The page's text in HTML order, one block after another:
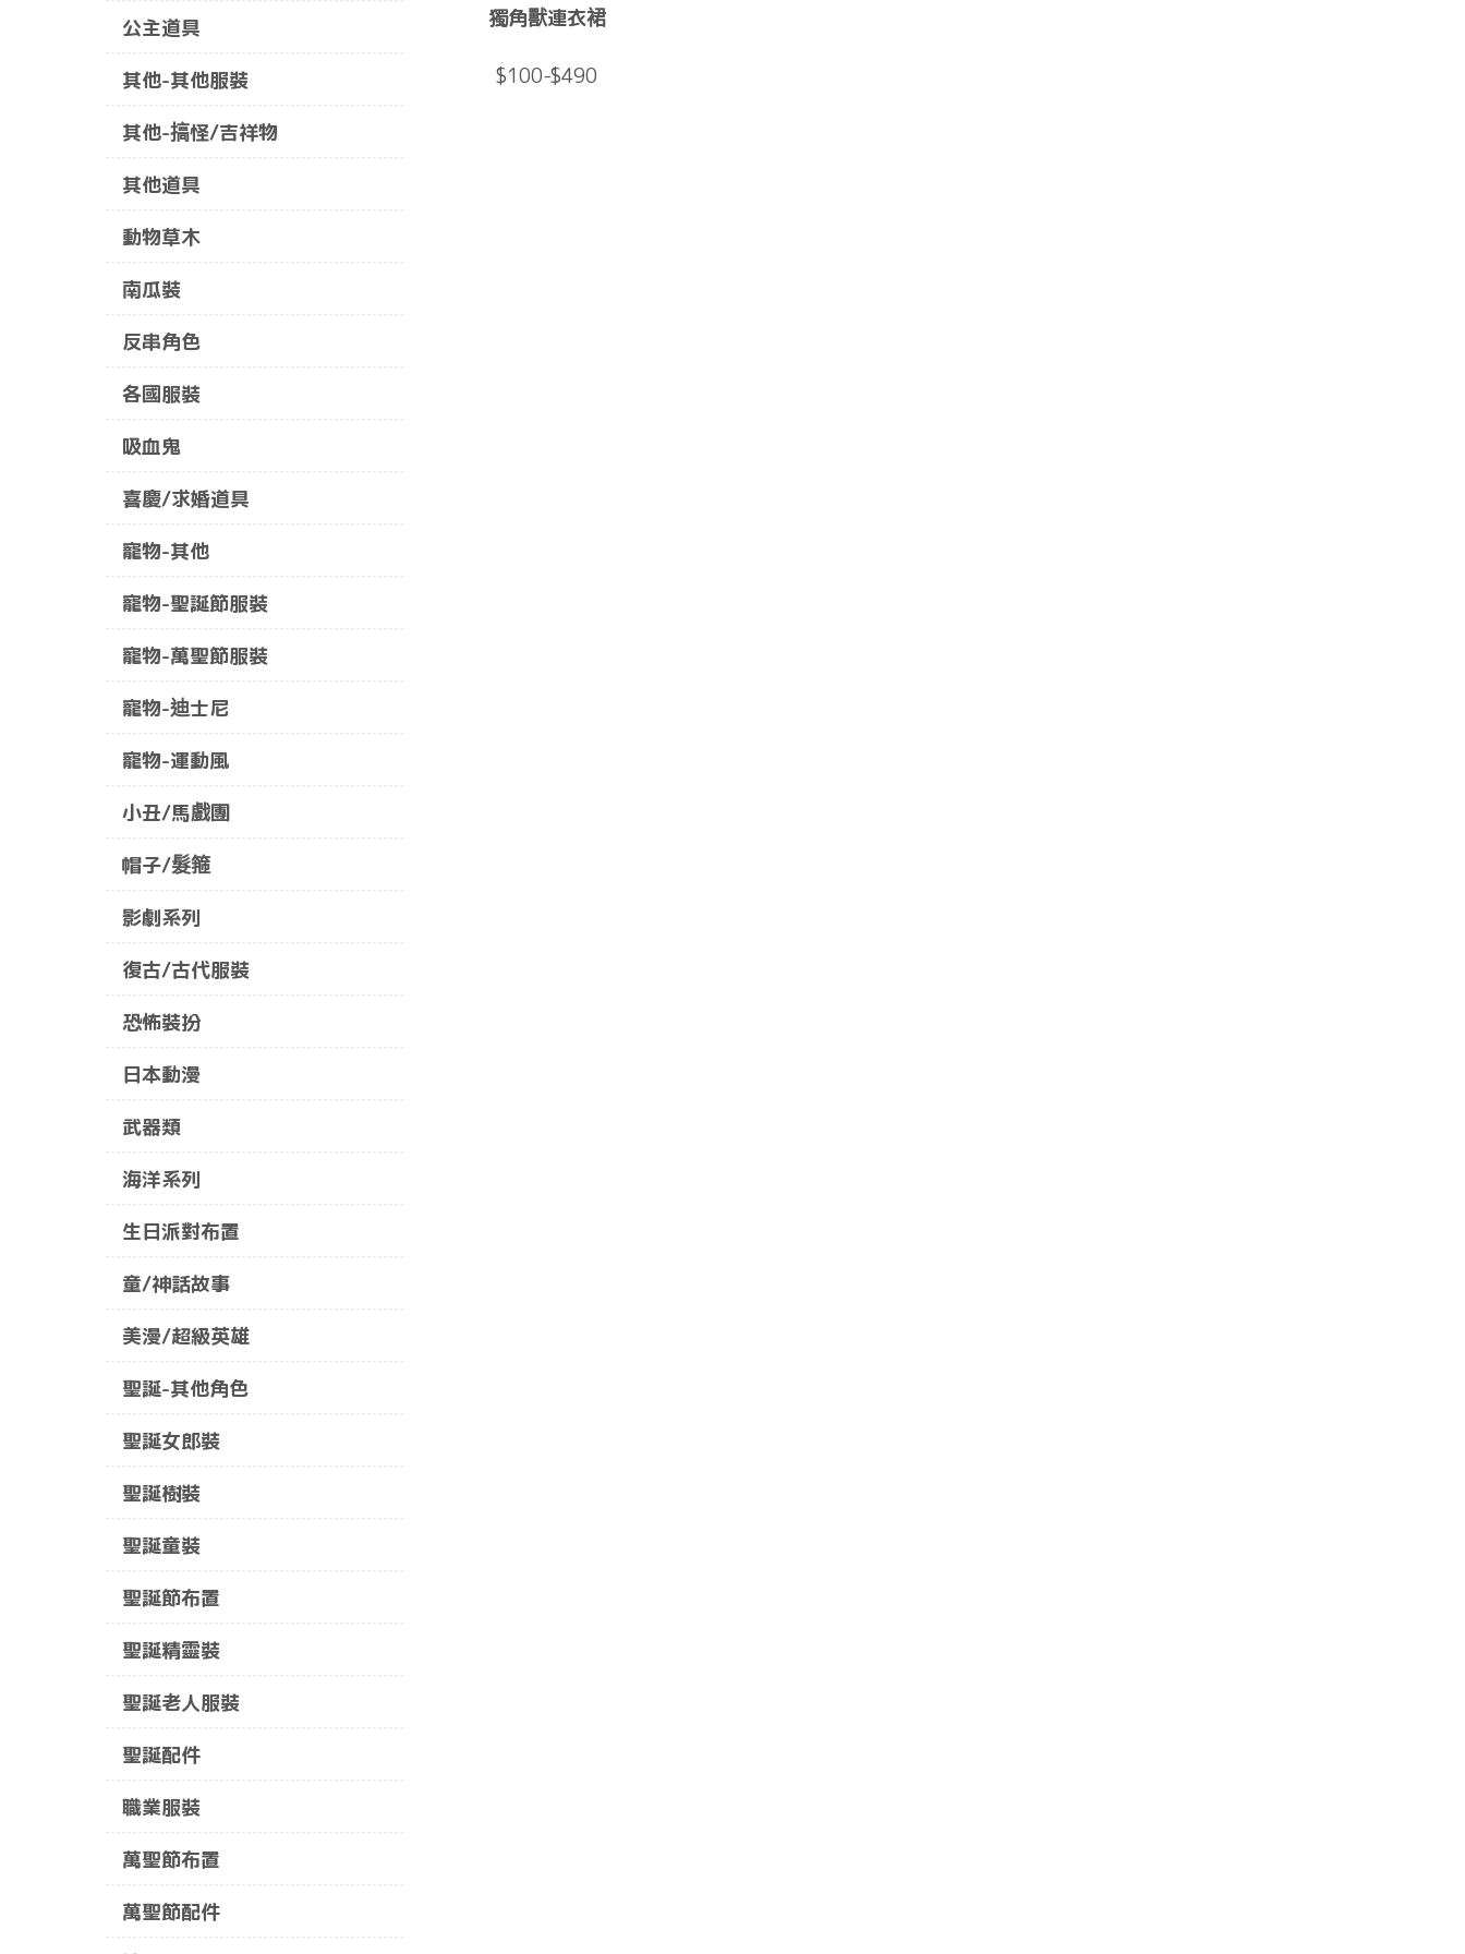
公主道具
其他-其他服裝
其他-搞怪/吉祥物
其他道具
動物草木
南瓜裝
反串角色
各國服裝
吸血鬼
喜慶/求婚道具
寵物-其他
寵物-聖誕節服裝
寵物-萬聖節服裝
寵物-迪士尼
寵物-運動風
小丑/馬戲團
帽子/髮箍
影劇系列
復古/古代服裝
恐怖裝扮
日本動漫
武器類
海洋系列
生日派對布置
童/神話故事
美漫/超級英雄
聖誕-其他角色
聖誕女郎裝
聖誕樹裝
聖誕童裝
聖誕節布置
聖誕精靈裝
聖誕老人服裝
聖誕配件
職業服裝
萬聖節布置
萬聖節配件
獨角獸連衣裙
$100-$490